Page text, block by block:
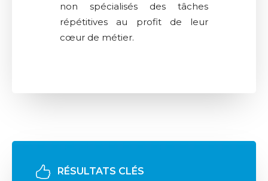
non spécialisés des tâches
répétitives au profit de leur
cœur de métier.
RÉSULTATS CLÉS